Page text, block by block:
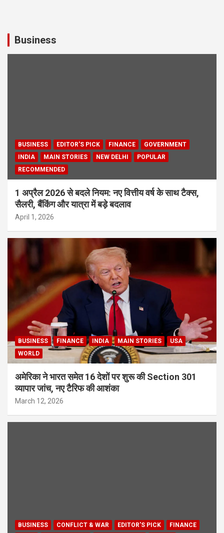
Business
BUSINESS EDITOR'S PICK FINANCE
GOVERNMENT
INDIA
MAIN STORIES NEW DELHI
POPULAR
RECOMMENDED
1 अप्रैल 2026 से बदले नियम: नए वित्तीय वर्ष के साथ टैक्स,
सैलरी, बैंकिंग और यात्रा में बड़े बदलाव
April 1, 2026
BUSINESS FINANCE INDIA MAIN STORIES
USA
WORLD
अमेरिका ने भारत समेत 16 देशों पर शुरू की Section 301
व्यापार जांच, नए टैरिफ की आशंका
March 12, 2026
BUSINESS CONFLICT & WAR EDITOR'S PICK
FINANCE